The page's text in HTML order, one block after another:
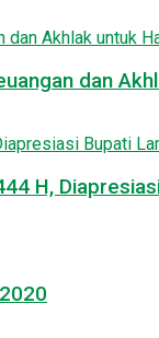
dan
H,